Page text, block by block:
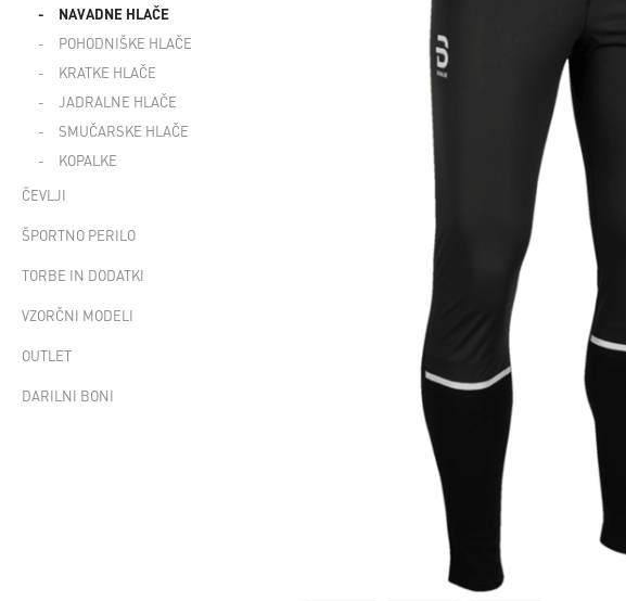
NAVADNE HLAČE
POHODNIŠKE HLAČE
KRATKE HLAČE
JADRALNE HLAČE
SMUČARSKE HLAČE
KOPALKE
ČEVLJI
ŠPORTNO PERILO
TORBE IN DODATKI
VZORČNI MODELI
OUTLET
DARILNI BONI